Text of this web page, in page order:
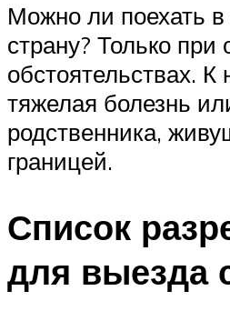
Можно ли поехать
страну? Только при
обстоятельствах. К
тяжелая болезнь
родственника,
границей.
Список
для выезда